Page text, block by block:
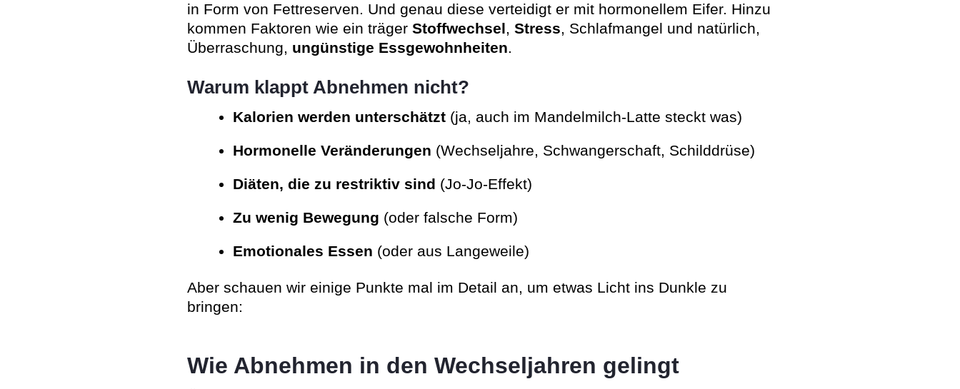
in Form von Fettreserven. Und genau diese verteidigt er mit hormonellem Eifer. Hinzu
kommen Faktoren wie ein träger Stoffwechsel, Stress, Schlafmangel und natürlich,
Überraschung, ungünstige Essgewohnheiten.
Warum klappt Abnehmen nicht?
Kalorien werden unterschätzt (ja, auch im Mandelmilch-Latte steckt was)
Hormonelle Veränderungen (Wechseljahre, Schwangerschaft, Schilddrüse)
Diäten, die zu restriktiv sind (Jo-Jo-Effekt)
Zu wenig Bewegung (oder falsche Form)
Emotionales Essen (oder aus Langeweile)
Aber schauen wir einige Punkte mal im Detail an, um etwas Licht ins Dunkle zu
bringen:
Wie Abnehmen in den Wechseljahren gelingt